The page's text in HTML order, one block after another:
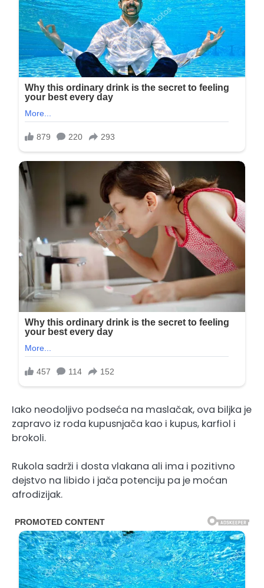
Iako neodoljivo podseća na maslačak, ova biljka je
zapravo iz roda kupusnjača kao i kupus, karfiol i
brokoli.
Rukola sadrži i dosta vlakana ali ima i pozitivno
dejstvo na libido i jača potenciju pa je moćan
afrodizijak.